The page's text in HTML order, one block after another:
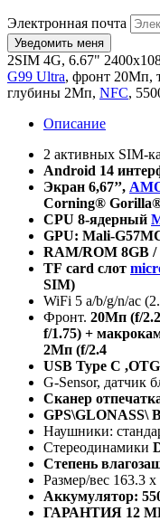
Электронная почта
2SIM 4G, 6.67"
G99 Ultra, фронт 20Мп,
глубины 2Мп, NFC,
Описание
2 активных SIM-
Android 14
Экран 6,67’’,
Corning® Gorilla®
CPU 8-ядерный
GPU: Mali-
RAM/ROM 8GB /
TF card слот
SIM)
WiFi 5 a/b/g/n/ac
Фронт. 20Мп (f/
f/1.75) +
2Мп (f/2.4
USB Type C ,OTG
G-Sensor, датчик
Сканер
GPS\GLONASS\
Наушники:
Стереодинамики
Степень
Размер/вес 163.3
Аккумулятор:
ГАРАНТИЯ 12